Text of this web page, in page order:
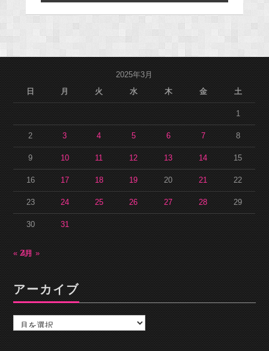
2025年3月
日
月 火 水 木 金 土
1
2 3 4 5 6 7 8
9 10 11 12 13 14 15
16 17 18 19 20 21 22
23 24 25 26 27 28 29
30 31
« 2月4月 »
アーカイブ
カ